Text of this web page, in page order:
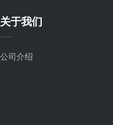
关于我们
公司介绍